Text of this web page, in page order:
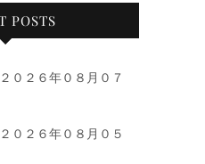
POSTS
０２６年０８月０７
０２６年０８月０５